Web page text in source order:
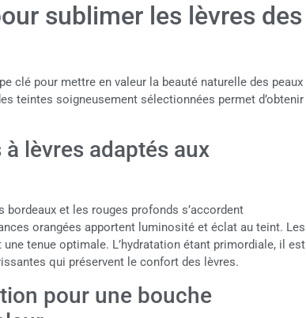
sublimer les lèvres des
clé pour mettre en valeur la beauté naturelle des peaux
teintes soigneusement sélectionnées permet d’obtenir
lèvres adaptés aux
et les rouges profonds s’accordent
orangées apportent luminosité et éclat au teint. Les
tenue optimale. L’hydratation étant primordiale, il est
qui préservent le confort des lèvres.
pour une bouche